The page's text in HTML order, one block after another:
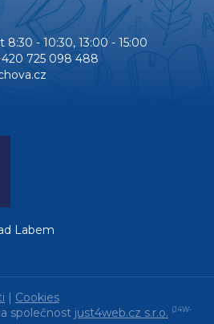
- 10:30, 13:00 - 15:00
725 098 488
Labem
| Cookies
společnost just4web.cz s.r.o. (J4W-